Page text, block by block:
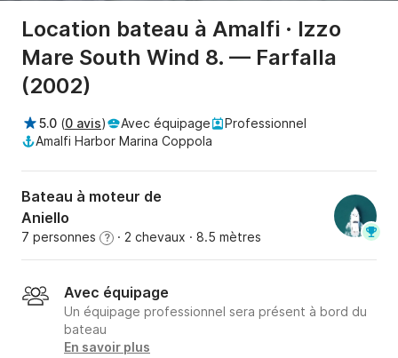
Location bateau à Amalfi · Izzo
Mare South Wind 8. — Farfalla
(2002)
5.0 (0 avis) Avec équipage
Professionnel
Amalfi Harbor Marina Coppola
Bateau à moteur de
Aniello
7 personnes ? · 2 chevaux · 8.5 mètres
Avec équipage
Un équipage professionnel sera présent à bord du
bateau
En savoir plus